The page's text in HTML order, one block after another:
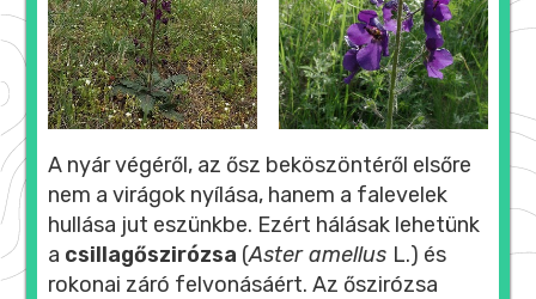
A nyár végéről, az ősz beköszöntéről elsőre
nem a virágok nyílása, hanem a falevelek
hullása jut eszünkbe. Ezért hálásak lehetünk
a csillagőszirózsa (Aster amellus L.) és
rokonai záró felvonásáért. Az őszirózsa